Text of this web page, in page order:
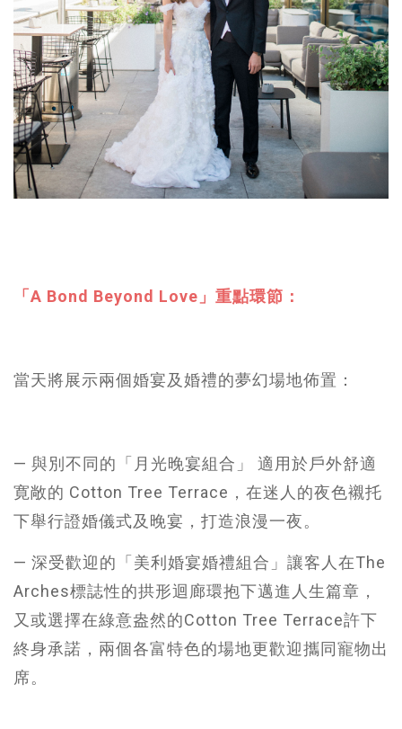
「A Bond Beyond Love」重點環節：
當天將展示兩個婚宴及婚禮的夢幻場地佈置：
— 與別不同的「月光晚宴組合」 適用於戶外舒適
寛敞的 Cotton Tree Terrace，在迷人的夜色襯托
下舉行證婚儀式及晚宴，打造浪漫一夜。
— 深受歡迎的「美利婚宴婚禮組合」讓客人在The
Arches標誌性的拱形迴廊環抱下邁進人生篇章，
又或選擇在綠意盎然的Cotton Tree Terrace許下
終身承諾，兩個各富特色的場地更歡迎攜同寵物出
席。